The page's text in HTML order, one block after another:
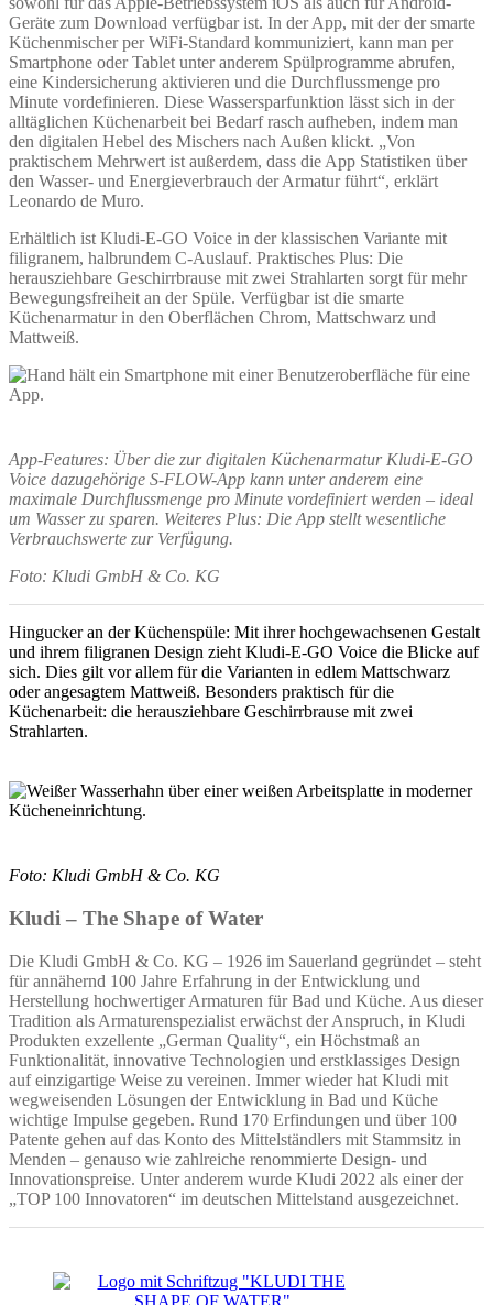
Geräte zum Download verfügbar ist. In der App, mit der der smarte
Küchenmischer per WiFi-Standard kommuniziert, kann man per
Smartphone oder Tablet unter anderem Spülprogramme abrufen,
eine Kindersicherung aktivieren und die Durchflussmenge pro
Minute vordefinieren. Diese Wassersparfunktion lässt sich in der
alltäglichen Küchenarbeit bei Bedarf rasch aufheben, indem man
den digitalen Hebel des Mischers nach Außen klickt. „Von
praktischem Mehrwert ist außerdem, dass die App Statistiken über
den Wasser- und Energieverbrauch der Armatur führt“, erklärt
Leonardo de Muro.
Erhältlich ist Kludi-E-GO Voice in der klassischen Variante mit
filigranem, halbrundem C-Auslauf. Praktisches Plus: Die
herausziehbare Geschirrbrause mit zwei Strahlarten sorgt für mehr
Bewegungsfreiheit an der Spüle. Verfügbar ist die smarte
Küchenarmatur in den Oberflächen Chrom, Mattschwarz und
Mattweiß.
App-Features: Über die zur digitalen Küchenarmatur Kludi-E-GO
Voice dazugehörige S-FLOW-App kann unter anderem eine
maximale Durchflussmenge pro Minute vordefiniert werden – ideal
um Wasser zu sparen. Weiteres Plus: Die App stellt wesentliche
Verbrauchswerte zur Verfügung.
Foto: Kludi GmbH & Co. KG
Hingucker an der Küchenspüle: Mit ihrer hochgewachsenen Gestalt
und ihrem filigranen Design zieht Kludi-E-GO Voice die Blicke auf
sich. Dies gilt vor allem für die Varianten in edlem Mattschwarz
oder angesagtem Mattweiß. Besonders praktisch für die
Küchenarbeit: die herausziehbare Geschirrbrause mit zwei
Strahlarten.
Foto: Kludi GmbH & Co. KG
Kludi – The Shape of Water
Die Kludi GmbH & Co. KG – 1926 im Sauerland gegründet – steht
für annähernd 100 Jahre Erfahrung in der Entwicklung und
Herstellung hochwertiger Armaturen für Bad und Küche. Aus dieser
Tradition als Armaturenspezialist erwächst der Anspruch, in Kludi
Produkten exzellente „German Quality“, ein Höchstmaß an
Funktionalität, innovative Technologien und erstklassiges Design
auf einzigartige Weise zu vereinen. Immer wieder hat Kludi mit
wegweisenden Lösungen der Entwicklung in Bad und Küche
wichtige Impulse gegeben. Rund 170 Erfindungen und über 100
Patente gehen auf das Konto des Mittelständlers mit Stammsitz in
Menden – genauso wie zahlreiche renommierte Design- und
Innovationspreise. Unter anderem wurde Kludi 2022 als einer der
„TOP 100 Innovatoren“ im deutschen Mittelstand ausgezeichnet.